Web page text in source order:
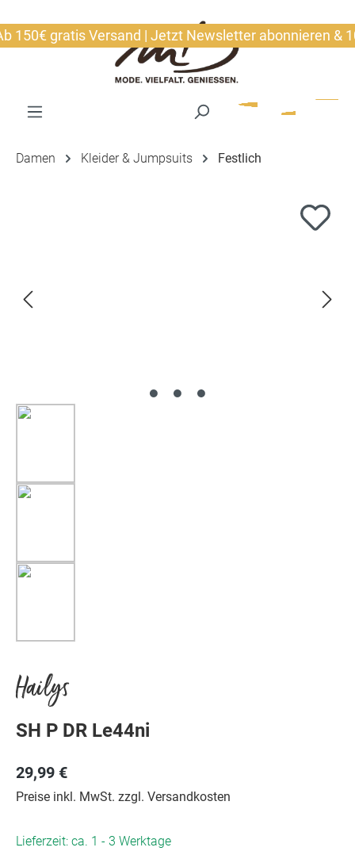
gratis Versand | Jetzt Newsletter abonnieren &
Damen Kleider & Jumpsuits Festlich
Hailys
SH P DR Le44ni
29,99 €
Preise inkl. MwSt. zzgl. Versandkosten
Lieferzeit: ca. 1 - 3 Werktage